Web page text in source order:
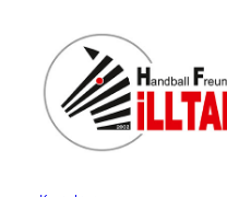
Termine
Mannschaften
Trainingszeiten
Mediathek
Über uns